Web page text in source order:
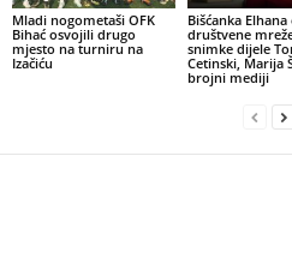
Mladi nogometaši OFK
Bihać osvojili drugo
mjesto na turniru na
Izačiću
Bišćanka
društvene
snimke dijele
Cetinski, Marija
brojni mediji